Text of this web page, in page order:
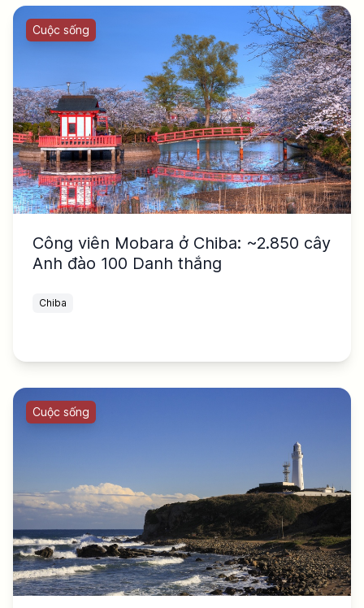
Cuộc sống
Công viên Mobara ở Chiba: ~2.850 cây
Anh đào 100 Danh thắng
Chiba
Cuộc sống